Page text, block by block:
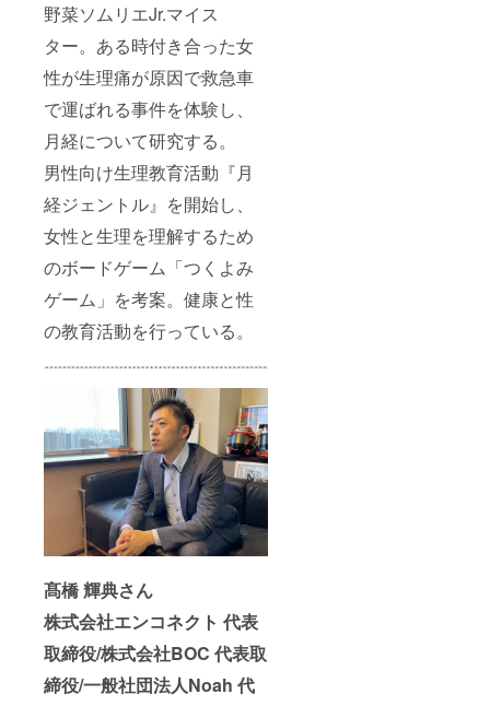
野菜ソムリエJr.マイス
ター。ある時付き合った女
性が生理痛が原因で救急車
で運ばれる事件を体験し、
月経について研究する。
男性向け生理教育活動『月
経ジェントル』を開始し、
女性と生理を理解するため
のボードゲーム「つくよみ
ゲーム」を考案。健康と性
の教育活動を行っている。
髙橋 輝典さん
株式会社エンコネクト 代表
取締役/株式会社BOC 代表取
締役/一般社団法人Noah 代